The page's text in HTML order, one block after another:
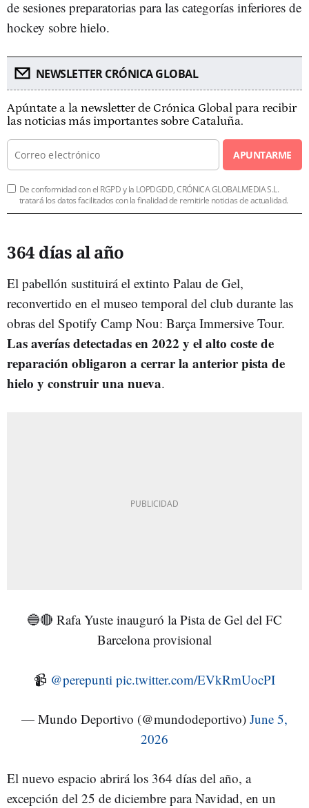
de sesiones preparatorias para las categorías inferiores de
hockey sobre hielo.
NEWSLETTER CRÓNICA GLOBAL
Apúntate a la newsletter de Crónica Global para recibir
las noticias más importantes sobre Cataluña.
APUNTARME
De conformidad con el RGPD y la LOPDGDD, CRÓNICA GLOBALMEDIA S.L.
tratará los datos facilitados con la finalidad de remitirle noticias de actualidad.
364 días al año
El pabellón sustituirá el extinto Palau de Gel,
reconvertido en el museo temporal del club durante las
obras del Spotify Camp Nou: Barça Immersive Tour.
Las averías detectadas en 2022 y el alto coste de
reparación obligaron a cerrar la anterior pista de
hielo y construir una nueva.
🔵🔴 Rafa Yuste inauguró la Pista de Gel del FC
Barcelona provisional
📹 @perepunti pic.twitter.com/EVkRmUocPI
— Mundo Deportivo (@mundodeportivo) June 5,
2026
El nuevo espacio abrirá los 364 días del año, a
excepción del 25 de diciembre para Navidad, en un